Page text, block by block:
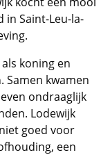
in Saint-Leu-la-
koning en
Samen kwamen
ondraaglijk
Lodewijk
goed voor
een